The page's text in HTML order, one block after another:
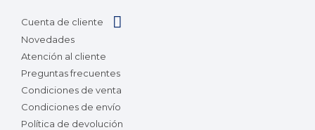
Cuenta de cliente
Novedades
Atención al cliente
Preguntas frecuentes
Condiciones de venta
Condiciones de envío
Política de devolución